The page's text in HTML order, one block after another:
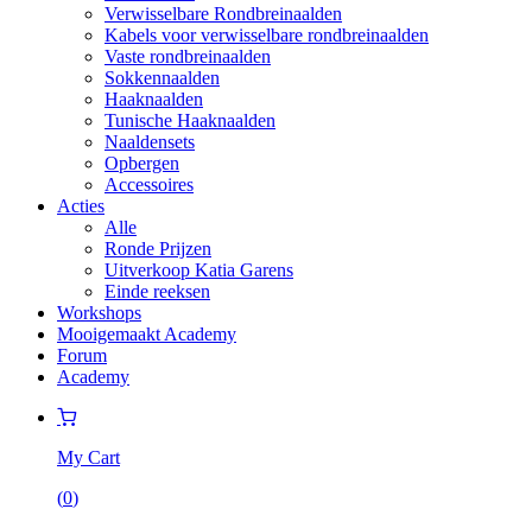
Verwisselbare Rondbreinaalden
Kabels voor verwisselbare rondbreinaalden
Vaste rondbreinaalden
Sokkennaalden
Haaknaalden
Tunische Haaknaalden
Naaldensets
Opbergen
Accessoires
Acties
Alle
Ronde Prijzen
Uitverkoop Katia Garens
Einde reeksen
Workshops
Mooigemaakt Academy
Forum
Academy
My Cart
(0)